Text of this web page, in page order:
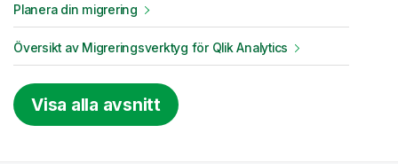
Planera din migrering
Översikt av Migreringsverktyg för Qlik Analytics
Visa alla avsnitt